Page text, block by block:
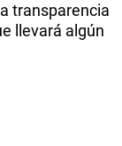
transparencia
llevará algún